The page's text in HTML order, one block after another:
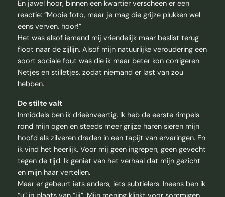
En jawel hoor, binnen een kwartier verscheen er een
reactie: “Mooie foto, maar je mag die grijze plukken wel
eens verven, hoor!”
Het was alsof iemand mij vriendelijk maar beslist terug
floot naar de zijlijn. Alsof mijn natuurlijke veroudering een
soort sociale fout was die ik maar beter kon corrigeren.
Netjes en stilletjes, zodat niemand er last van zou
hebben.
De stilte valt
Inmiddels ben ik drieënveertig. Ik heb de eerste rimpels
rond mijn ogen en steeds meer grijze haren sieren mijn
hoofd als zilveren draden in een tapijt van ervaringen. En
ik vind het heerlijk. Voor mij geen ingrepen, geen gevecht
tegen de tijd. Ik geniet van het verhaal dat mijn gezicht
en mijn haar vertellen.
Maar er gebeurt iets anders, iets subtielers. Ineens ben ik